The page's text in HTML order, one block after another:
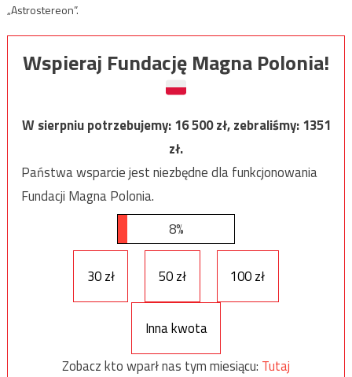
„Astrostereon”.
Wspieraj Fundację Magna Polonia!
W sierpniu potrzebujemy:16 500zł, zebraliśmy:1351
zł.
Państwa wsparcie jest niezbędne dla funkcjonowania
Fundacji Magna Polonia.
8%
30 zł 50 zł 100 zł
Inna kwota
Zobacz kto wparł nas tym miesiącu: Tutaj